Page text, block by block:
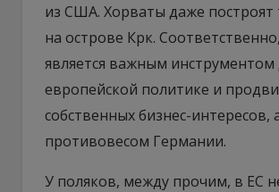
из США. Хорваты даже построят
на острове Крк.
является важным
европейской политике и
собственных бизнес-интересов,
противовесом Германии.
У поляков, между прочим, в ЕС